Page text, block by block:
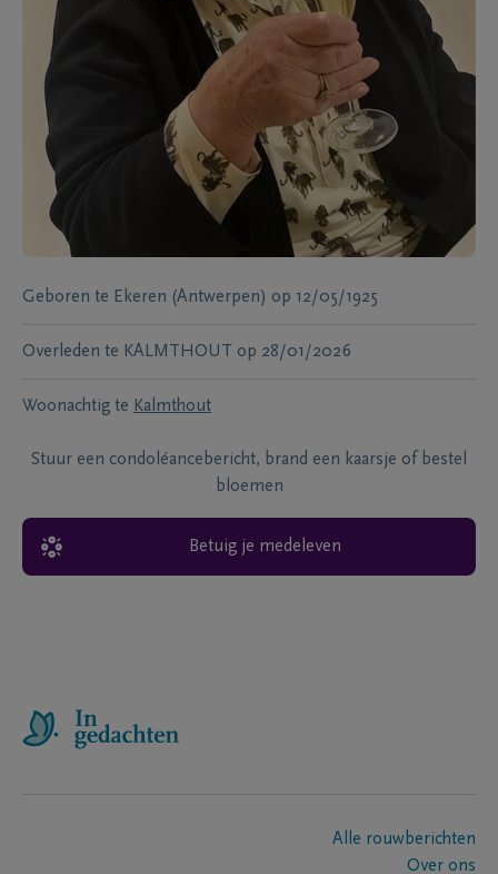
Geboren te Ekeren (Antwerpen) op 12/05/1925
Overleden te KALMTHOUT op 28/01/2026
Woonachtig te Kalmthout
Stuur een condoléancebericht, brand een kaarsje of bestel
bloemen
Betuig je medeleven
Alle rouwberichten
Over ons